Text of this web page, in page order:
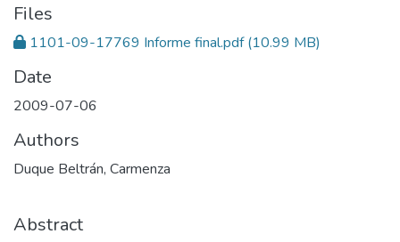
Files
1101-09-17769 Informe final.pdf(10.99 MB)
Date
2009-07-06
Authors
Duque Beltrán, Carmenza
Abstract